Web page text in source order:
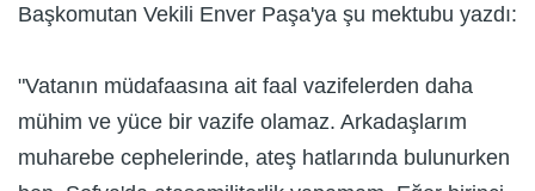
Başkomutan Vekili Enver Paşa'ya şu mektubu yazdı:
"Vatanın müdafaasına ait faal vazifelerden daha
mühim ve yüce bir vazife olamaz. Arkadaşlarım
muharebe cephelerinde, ateş hatlarında bulunurken